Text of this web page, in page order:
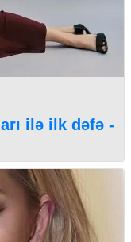
ilə ilk dəfə -